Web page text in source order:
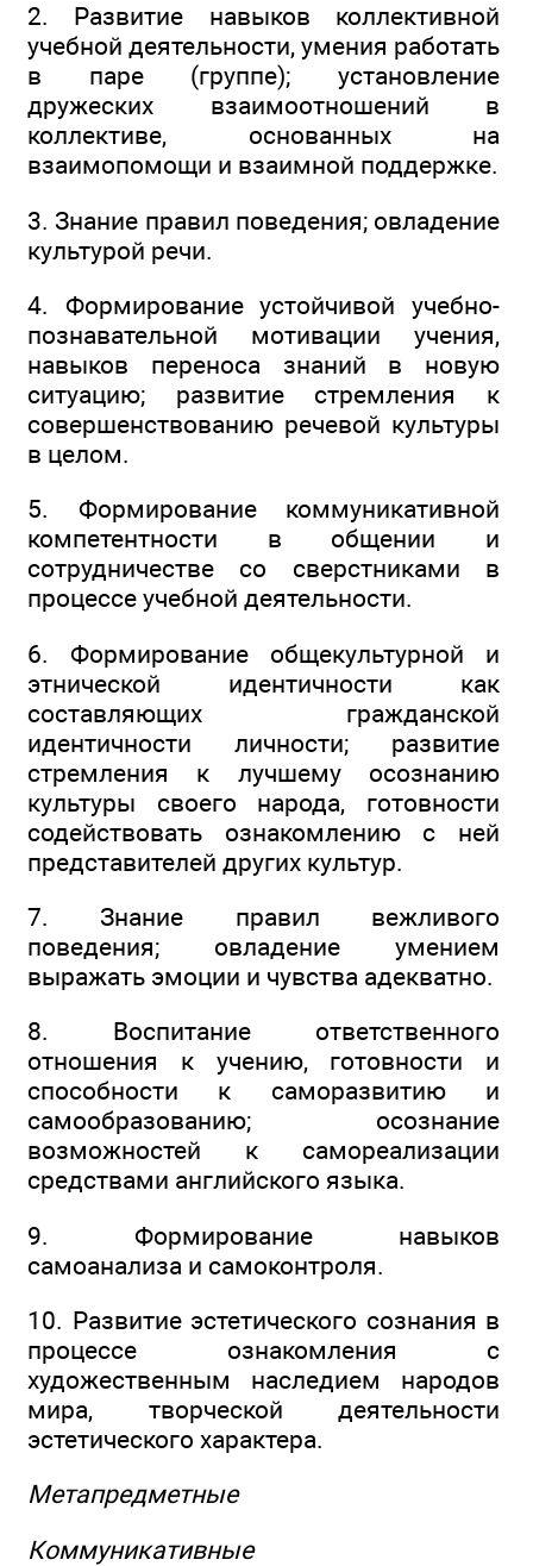
2. Развитие навыков коллективной
учебной деятельности, умения работать
в паре (группе); установление
дружеских взаимоотношений в
коллективе, основанных на
взаимопомощи и взаимной поддержке.
3. Знание правил поведения; овладение
культурой речи.
4. Формирование устойчивой учебно-
познавательной мотивации учения,
навыков переноса знаний в новую
ситуацию; развитие стремления к
совершенствованию речевой культуры
в целом.
5. Формирование коммуникативной
компетентности в общении и
сотрудничестве со сверстниками в
процессе учебной деятельности.
6. Формирование общекультурной и
этнической идентичности как
составляющих гражданской
идентичности личности; развитие
стремления к лучшему осознанию
культуры своего народа, готовности
содействовать ознакомлению с ней
представителей других культур.
7. Знание правил вежливого
поведения; овладение умением
выражать эмоции и чувства адекватно.
8. Воспитание ответственного
отношения к учению, готовности и
способности к саморазвитию и
самообразованию; осознание
возможностей к самореализации
средствами английского языка.
9. Формирование навыков
самоанализа и самоконтроля.
10. Развитие эстетического сознания в
процессе ознакомления с
художественным наследием народов
мира, творческой деятельности
эстетического характера.
Метапредметные
Коммуникативные